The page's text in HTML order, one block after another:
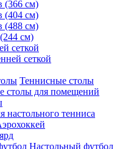
(366 см)
(404 см)
(488 см)
см)
сеткой
сеткой
Теннисные столы
столы для помещений
настольного тенниса
Настольный футбол